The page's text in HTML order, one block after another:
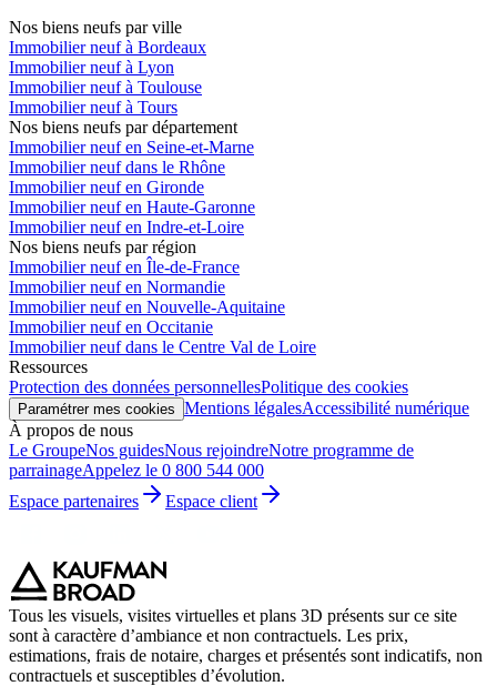
Nos biens neufs par ville
Immobilier neuf à Bordeaux
Immobilier neuf à Lyon
Immobilier neuf à Toulouse
Immobilier neuf à Tours
Nos biens neufs par département
Immobilier neuf en Seine-et-Marne
Immobilier neuf dans le Rhône
Immobilier neuf en Gironde
Immobilier neuf en Haute-Garonne
Immobilier neuf en Indre-et-Loire
Nos biens neufs par région
Immobilier neuf en Île-de-France
Immobilier neuf en Normandie
Immobilier neuf en Nouvelle-Aquitaine
Immobilier neuf en Occitanie
Immobilier neuf dans le Centre Val de Loire
Ressources
Protection des données personnellesPolitique des cookies
Paramétrer mes cookies Mentions légalesAccessibilité numérique
À propos de nous
Le GroupeNos guidesNous rejoindreNotre programme de
parrainageAppelez le 0 800 544 000
Espace partenaires
Espace client
Tous les visuels, visites virtuelles et plans 3D présents sur ce site
sont à caractère d’ambiance et non contractuels. Les prix,
estimations, frais de notaire, charges et présentés sont indicatifs, non
contractuels et susceptibles d’évolution.